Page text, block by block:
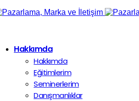
Hakkımda
Hakkımda
Eğitimlerim
Seminerlerim
Danışmanlıklar